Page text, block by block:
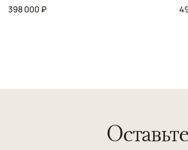
398 000 ₽